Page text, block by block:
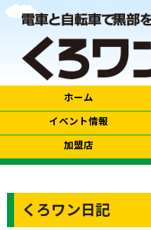
ホーム
イベント情報
加盟店
くろワン日記